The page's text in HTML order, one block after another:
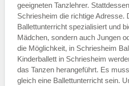
—
ÖFFNUNGSZEITEN
Samstag
geeigneten Tanzlehrer.
Schriesheim die richtige Adresse.
Ballettunterricht spezialisiert und
Mädchen, sondern auch Jungen
die Möglichkeit, in Schriesheim
Kinderballett in Schriesheim
das Tanzen herangeführt. Es
gleich eine Ballettunterricht sein.